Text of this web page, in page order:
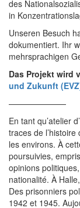
des
in
Unseren Besuch
dokumentiert. Ihr
mehrsprachigen
Das Projekt wird
und Zukunft
———————
En tant qu’atelier
traces de
les environs. À
poursuivies,
opinions
nationalité. À
Des prisonniers
1942 et 1945.